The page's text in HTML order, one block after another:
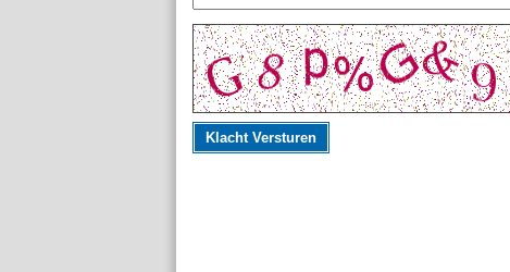
Klacht Versturen